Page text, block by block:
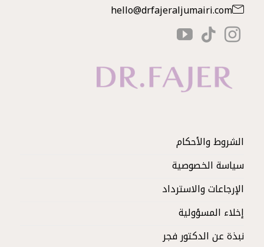
الشروط والأحكام
سياسة الخصوصية
الإرجاعات والاسترداد
إخلاء المسؤولية
نبذة عن الدكتور فجر
hello@drfajeraljumairi.com